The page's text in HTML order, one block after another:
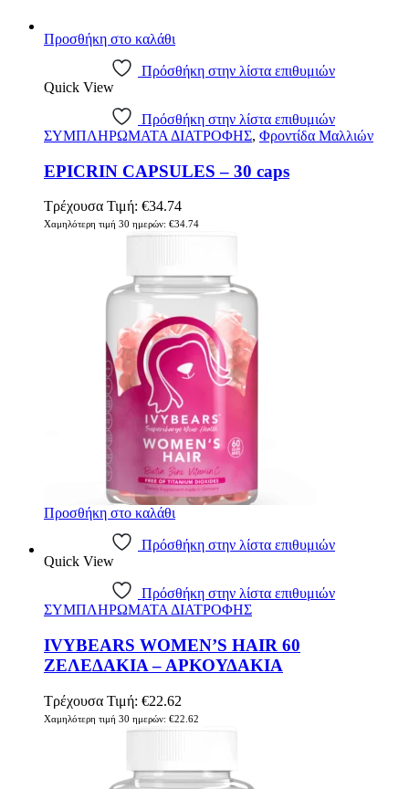
Προσθήκη στο καλάθι
Πρόσθήκη στην λίστα επιθυμιών
Quick View
Πρόσθήκη στην λίστα επιθυμιών
ΣΥΜΠΛΗΡΩΜΑΤΑ ΔΙΑΤΡΟΦΗΣ, Φροντίδα Μαλλιών
EPICRIN CAPSULES – 30 caps
Τρέχουσα Τιμή: €34.74
Χαμηλότερη τιμή 30 ημερών: €34.74
Προσθήκη στο καλάθι
Πρόσθήκη στην λίστα επιθυμιών
Quick View
Πρόσθήκη στην λίστα επιθυμιών
ΣΥΜΠΛΗΡΩΜΑΤΑ ΔΙΑΤΡΟΦΗΣ
IVYBEARS WOMEN’S HAIR 60
ΖΕΛΕΔΑΚΙΑ – ΑΡΚΟΥΔΑΚΙΑ
Τρέχουσα Τιμή: €22.62
Χαμηλότερη τιμή 30 ημερών: €22.62